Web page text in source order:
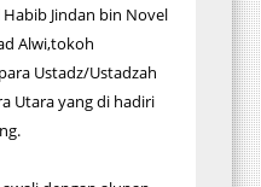
Jindan bin Novel
Alwi,tokoh
Ustadz/Ustadzah
Utara yang di hadiri